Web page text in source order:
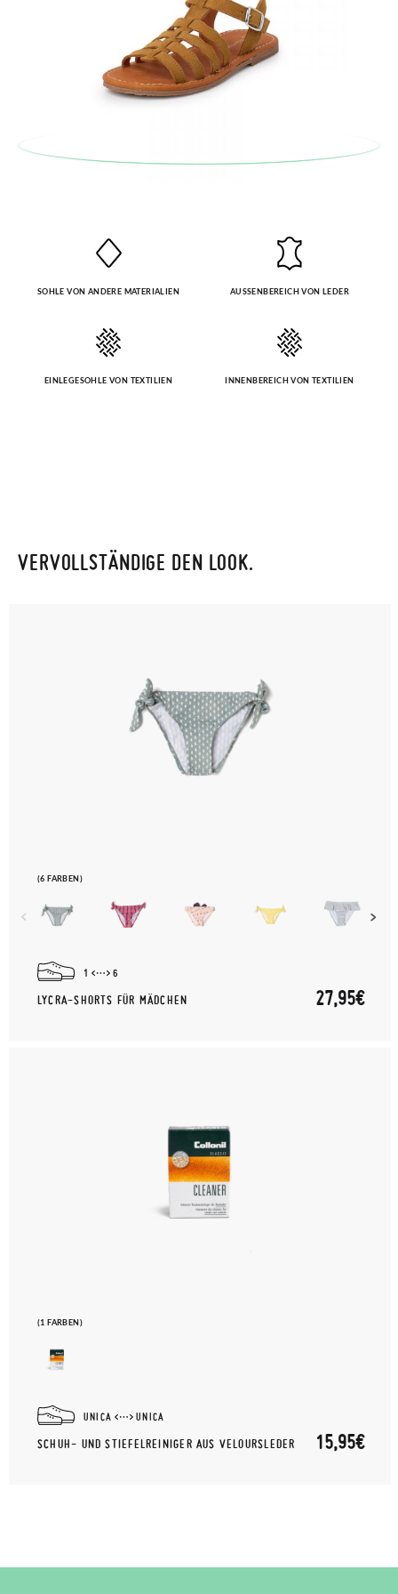
Bestellnummer sowie die beim Kauf verwendete E-Mail-
Adresse ein. Ein Rücksendeetikett wird Ihnen dann
automatisch an Ihr Postfach gesendet.
ursprüngliches Paar unter Verwendung des bereitgestellten
Etiketts bei einer Postfiliale zurück und geben Sie eine neue
SOHLE VON ANDERE MATERIALIEN AUSSENBEREICH VON LEDER
EINLEGESOHLE VON TEXTILIEN INNENBEREICH VON TEXTILIEN
VERVOLLSTÄNDIGE DEN LOOK.
(6 FARBEN)
1 6
LYCRA-SHORTS FÜR MÄDCHEN 27,95€
(1 FARBEN)
UNICA UNICA
SCHUH- UND STIEFELREINIGER AUS VELOURSLEDER 15,95€